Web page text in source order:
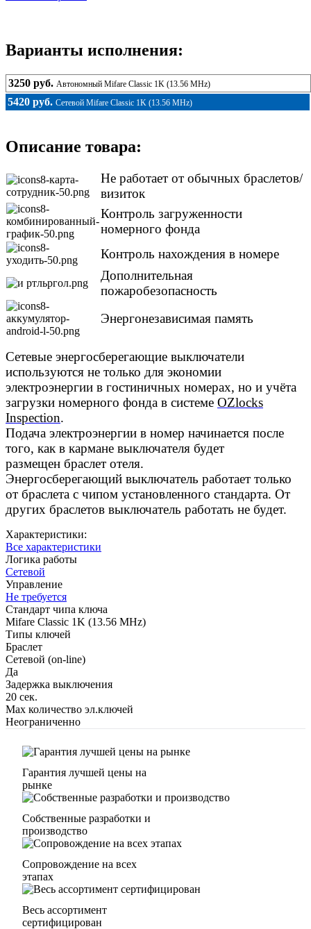
Варианты исполнения:
3250 руб. Автономный Mifare Classic 1K (13.56 MHz)
5420 руб. Сетевой Mifare Classic 1K (13.56 MHz)
Описание товара:
Не работает от обычных браслетов/
визиток
Контроль загруженности
номерного фонда
Контроль нахождения в номере
Дополнительная
пожаробезопасность
Энергонезависимая память
Сетевые энергосберегающие выключатели
используются не только для экономии
электроэнергии в гостиничных номерах, но и учёта
загрузки номерного фонда в системе OZlocks
Inspection.
Подача электроэнергии в номер начинается после
того, как в кармане выключателя будет
размещен браслет отеля.
Энергосберегающий выключатель работает только
от браслета с чипом установленного стандарта. От
других браслетов выключатель работать не будет.
Характеристики:
Все характеристики
Логика работы
Сетевой
Управление
Не требуется
Стандарт чипа ключа
Mifare Classic 1K (13.56 MHz)
Типы ключей
Браслет
Сетевой (on-line)
Да
Задержка выключения
20 сек.
Max количество эл.ключей
Неограниченно
Гарантия лучшей цены на
рынке
Собственные разработки и
производство
Сопровождение на всех
этапах
Весь ассортимент
сертифицирован